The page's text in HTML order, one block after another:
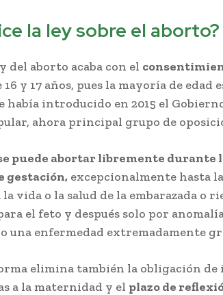
la ley sobre el aborto?
del aborto acaba con el
y 17 años, pues la mayoría de edad
había introducido en 2015 el
ahora principal grupo de
puede abortar libremente durante
gestación, excepcionalmente hasta
vida o la salud de la embarazada o
el feto y después solo por
una enfermedad extremadamente
elimina también la obligación
a la maternidad y el plazo de